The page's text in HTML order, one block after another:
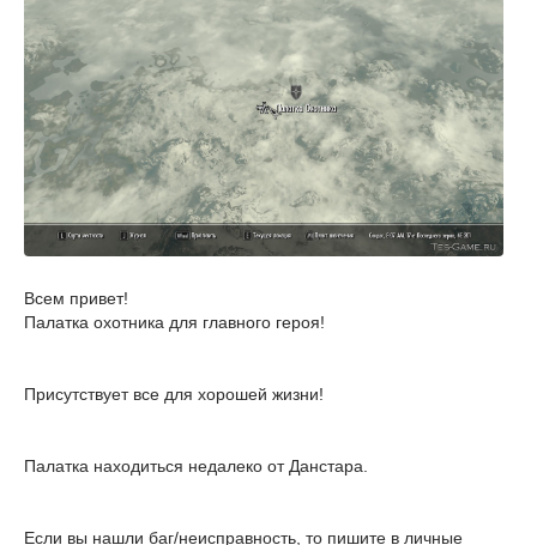
Вcем привет!
Палатка охотника для главного героя!
Присутствует все для хорошей жизни!
Палатка находиться недалеко от Данстара.
Если вы нашли баг/неисправность, то пишите в личные